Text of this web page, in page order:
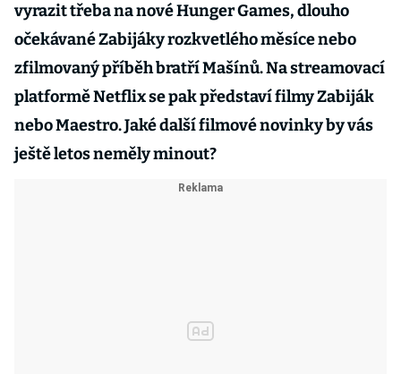
vyrazit třeba na nové Hunger Games, dlouho
očekávané Zabijáky rozkvetlého měsíce nebo
zfilmovaný příběh bratří Mašínů. Na streamovací
platformě Netflix se pak představí filmy Zabiják
nebo Maestro. Jaké další filmové novinky by vás
ještě letos neměly minout?